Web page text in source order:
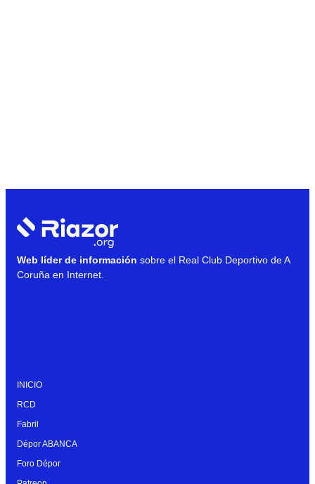
Web líder de información sobre el Real Club Deportivo de A
Coruña en Internet.
INICIO
RCD
Fabril
Dépor ABANCA
Foro Dépor